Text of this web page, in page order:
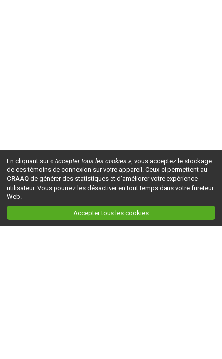
En cliquant sur« Accepter tous les cookies », vous acceptez le stockage
de ces témoins de connexion sur votre appareil. Ceux-ci permettent au
CRAAQ de générer des statistiques et d'améliorer votre expérience
utilisateur. Vous pourrez les désactiver en tout temps dans votre fureteur
Web.
Accepter tous les cookies